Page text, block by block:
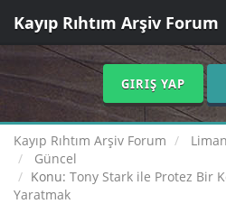
Kayıp Rıhtım Arşiv Forum
GIRIŞ YAP
Kayıp Rıhtım Arşiv Forum
Güncel
Konu: Tony Stark ile Protez Bir
Yaratmak